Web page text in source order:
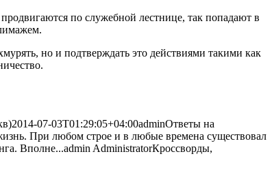
по служебной лестнице, так попадают в
но и подтверждать это действиями такими как
2014-07-03T01:29:05+04:00adminОтветы на
При любом строе и в любые времена существовал
Вполне...admin AdministratorКроссворды,